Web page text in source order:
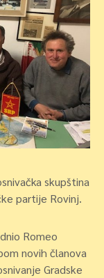
skupština
partije Rovinj.
Romeo
novih članova
Gradske